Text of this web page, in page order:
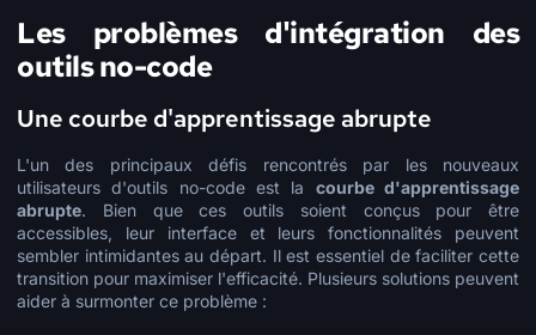
Les problèmes d'intégration des
outils no-code
Une courbe d'apprentissage abrupte
L'un des principaux défis rencontrés par les nouveaux
utilisateurs d'outils no-code est la courbe d'apprentissage
abrupte. Bien que ces outils soient conçus pour être
accessibles, leur interface et leurs fonctionnalités peuvent
sembler intimidantes au départ. Il est essentiel de faciliter cette
transition pour maximiser l'efficacité. Plusieurs solutions peuvent
aider à surmonter ce problème :